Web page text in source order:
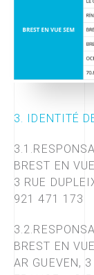
3. IDENTITÉ
BREST EN VUE
3 RUE
921 471 173
BREST EN
AR GUEVEN,